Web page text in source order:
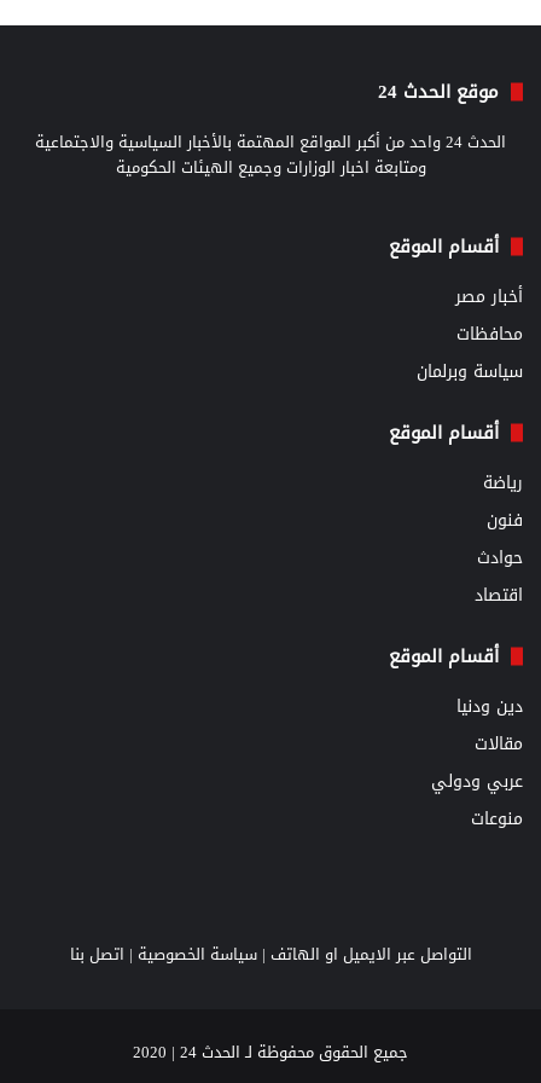
موقع الحدث 24
الحدث 24 واحد من أكبر المواقع المهتمة بالأخبار السياسية والاجتماعية
ومتابعة اخبار الوزارات وجميع الهيئات الحكومية
أقسام الموقع
أخبار مصر
محافظات
سياسة وبرلمان
أقسام الموقع
رياضة
فنون
حوادث
اقتصاد
أقسام الموقع
دين ودنيا
مقالات
عربي ودولي
منوعات
التواصل عبر الايميل او الهاتف |سياسة الخصوصية | اتصل بنا
جميع الحقوق محفوظة لـ الحدث 24 | 2020